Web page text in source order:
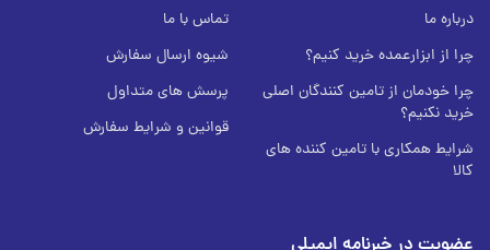
درباره ما
چرا از ابزارعمده خرید کنیم؟
چرا خودمان از تامین کنندگان اصلی
خرید نکنیم؟
شرایط همکاری با تامین کننده های
کالا
تماس با ما
شیوه ارسال سفارش
پرسش های متداول
قوانین و شرایط سفارش